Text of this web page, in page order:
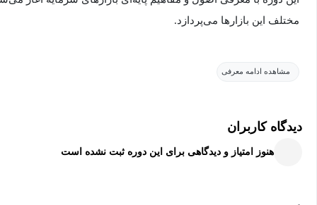
مختلف این بازارها می‌پردازد.
در ادامه، دوره به تحلیل ابزارهای مالی متنوعی که در بازارهای
مشاهده ادامه معرفی
دیدگاه کاربران
هنوز امتیاز و دیدگاهی برای این دوره ثبت نشده است